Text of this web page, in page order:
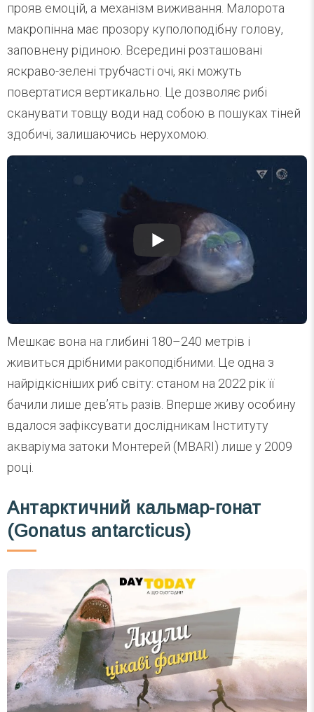
прояв емоцій, а механізм виживання. Малорота
макропінна має прозору куполоподібну голову,
заповнену рідиною. Всередині розташовані
яскраво-зелені трубчасті очі, які можуть
повертатися вертикально. Це дозволяє рибі
сканувати товщу води над собою в пошуках тіней
здобичі, залишаючись нерухомою.
Мешкає вона на глибині 180–240 метрів і
живиться дрібними ракоподібними. Це одна з
найрідкісніших риб світу: станом на 2022 рік її
бачили лише дев’ять разів. Вперше живу особину
вдалося зафіксувати дослідникам Інституту
акваріума затоки Монтерей (MBARI) лише у 2009
році.
Антарктичний кальмар-гонат
(Gonatus antarcticus)